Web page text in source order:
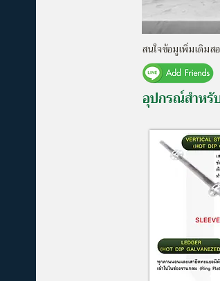
อุปกรณ์สำหรั
สนใจข้อมูเพิ่มเติมส